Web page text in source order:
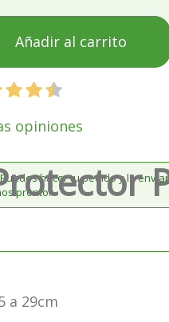
Añadir al carrito
opiniones
hacer tu pedido y lo
pronto!
a 29cm